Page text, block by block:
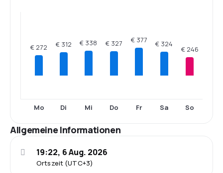
€ 272
Mo
€ 312
Di
€ 338
Mi
€ 327
Do
€ 377
Fr
€ 324
Sa
€ 246
So
Allgemeine Informationen
Ortszeit (UTC+3)
19:22, 6 Aug. 2026